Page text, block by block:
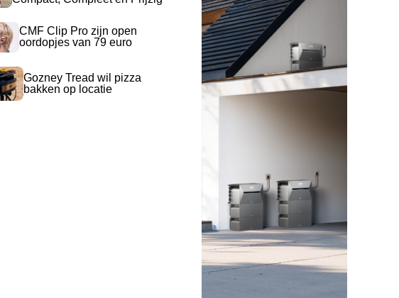
CMF Clip Pro zijn open
oordopjes van 79 euro
Gozney Tread wil pizza
bakken op locatie